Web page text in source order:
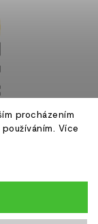
procházením
Více
vyhrazena.